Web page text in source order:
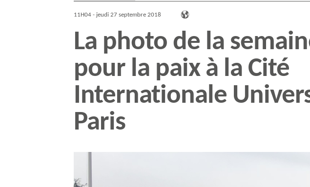
11H04 - jeudi 27 septembre 2018
La photo de la
pour la paix à la Cité
Internationale
Paris